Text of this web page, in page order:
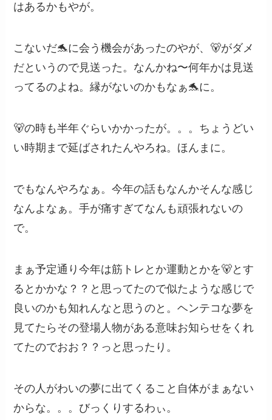
はあるかもやが。
こないだ🐬に会う機会があったのやが、🐻がダメ
だというので見送った。なんかね〜何年かは見送
ってるのよね。縁がないのかもなぁ🐬に。
🐻の時も半年ぐらいかかったが。。。ちょうどい
い時期まで延ばされたんやろね。ほんまに。
でもなんやろなぁ。今年の話もなんかそんな感じ
なんよなぁ。手が痛すぎてなんも頑張れないの
で。
まぁ予定通り今年は筋トレとか運動とかを🐻とす
るとかかな？？と思ってたので似たような感じで
良いのかも知れんなと思うのと。ヘンテコな夢を
見てたらその登場人物がある意味お知らせをくれ
てたのでおお？？っと思ったり。
その人がわいの夢に出てくること自体がまぁない
からな。。。びっくりするわぃ。